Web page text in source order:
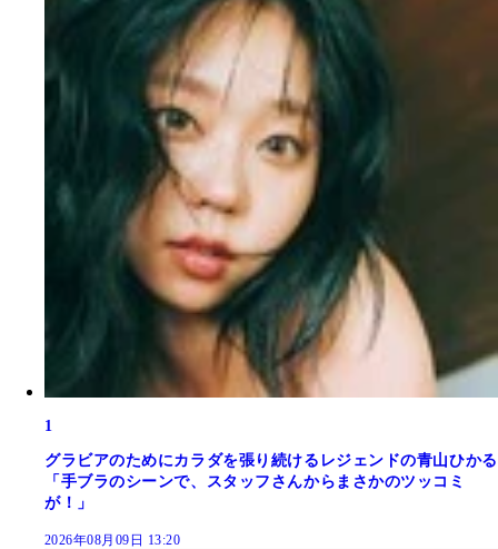
1
グラビアのためにカラダを張り続けるレジェンドの青山ひかる
「手ブラのシーンで、スタッフさんからまさかのツッコミ
が！」
2026年08月09日 13:20